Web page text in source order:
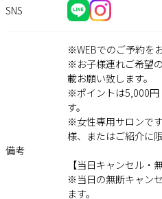
SNS
備考
※WEBでのご予約を
※お子様連れご希望
載お願い致します。
※ポイントは5,000円
す。
※女性専用サロンで
様、またはご紹介に限
【当日キャンセル・
※当日の無断キャン
ます。